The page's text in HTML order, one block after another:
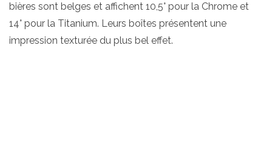
bières sont belges et affichent 10,5° pour la Chrome et
14° pour la Titanium. Leurs boîtes présentent une
impression texturée du plus bel effet.